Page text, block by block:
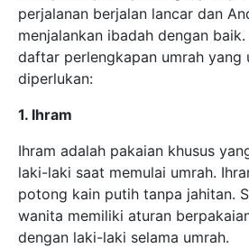
perjalanan berjalan lancar dan
menjalankan ibadah dengan
daftar perlengkapan umrah yang
diperlukan:
1. Ihram
Ihram adalah pakaian khusus
laki-laki saat memulai umrah.
potong kain putih tanpa jahitan.
wanita memiliki aturan
dengan laki-laki selama umrah.